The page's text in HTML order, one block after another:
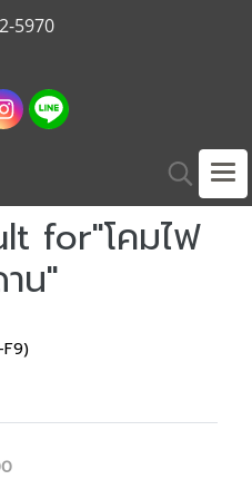
5970
for"โคมไฟ
น"